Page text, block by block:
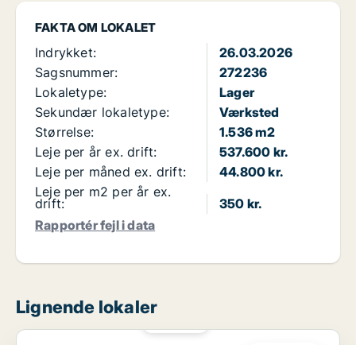
FAKTA OM LOKALET
Indrykket:
26.03.2026
Sagsnummer:
272236
Lokaletype:
Lager
Sekundær lokaletype:
Værksted
Størrelse:
1.536 m2
Leje per år ex. drift:
537.600 kr.
Leje per måned ex. drift:
44.800 kr.
Leje per m2 per år ex.
drift:
350 kr.
Rapportér fejl i data
Lignende lokaler
Lager i Vejen